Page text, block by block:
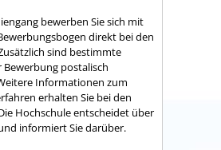
bewerben Sie sich mit
direkt bei den
sind bestimmte
Bewerbung postalisch
Informationen zum
erhalten Sie bei den
Hochschule entscheidet über
informiert Sie darüber.